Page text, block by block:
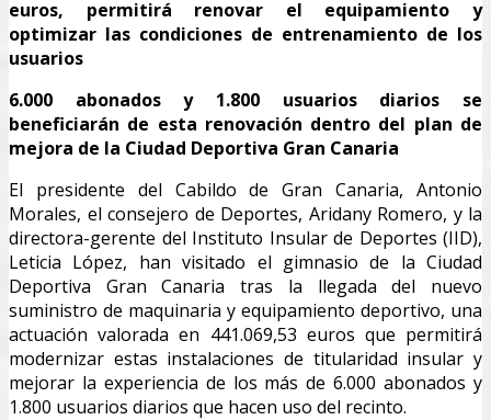
euros, permitirá renovar el equipamiento y
optimizar las condiciones de entrenamiento de los
usuarios
6.000 abonados y 1.800 usuarios diarios se
beneficiarán de esta renovación dentro del plan de
mejora de la Ciudad Deportiva Gran Canaria
El presidente del Cabildo de Gran Canaria, Antonio
Morales, el consejero de Deportes, Aridany Romero, y la
directora-gerente del Instituto Insular de Deportes (IID),
Leticia López, han visitado el gimnasio de la Ciudad
Deportiva Gran Canaria tras la llegada del nuevo
suministro de maquinaria y equipamiento deportivo, una
actuación valorada en 441.069,53 euros que permitirá
modernizar estas instalaciones de titularidad insular y
mejorar la experiencia de los más de 6.000 abonados y
1.800 usuarios diarios que hacen uso del recinto.